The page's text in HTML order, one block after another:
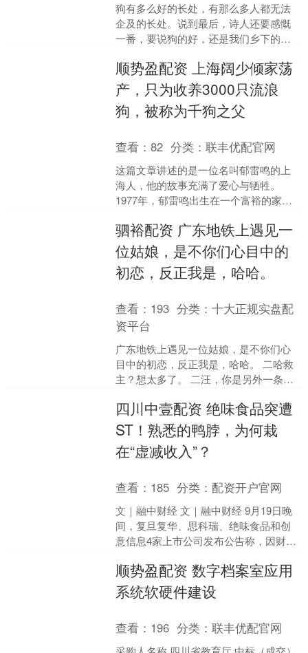
狗有多么好的长处，有那么多人都无法
企及的长处。说到最后，诗人还要感慨
一番，要说狗的好，还是我们乡下的狗
比如那年在婺源李坑村....
顺势盈配资 上海阔少倾家荡
产，只为收养3000只流浪
狗，被称为千狗之父
查看：82 分类：联丰优配官网
这篇文章讲述的是一位名叫郁雷鸣的上
海人，他的故事充满了爱心与牺牲。
1977年，郁雷鸣出生在一个富裕的家
司和豪车，过着优越的生活....
驷裕配资 广东地铁上遇见一
位姑娘，是不你们心目中的
初恋，反正我是，哈哈。
查看： 193 分类：十大正规实盘配
资平台
广东地铁上遇见一位姑娘，是不你们心
目中的初恋，反正我是，哈哈。 二哈救
主？想太多了。 二汪，你是另外一条也
家坐地铁偶遇一个漂....
四川中壹配资 绝味食品突遭
ST！熟悉的鸭脖，为何栽
在“虚减收入”？
查看： 185 分类：配资开户官网
文｜融中财经 文｜融中财经 9月19日晚
间，复旦复华、思科瑞、绝味食品和创
意信息4家上市公司发布公告称，因财务
示。四家公司同日戴....
顺势盈配资 数字档案室应用
系统软硬件建设
查看： 196 分类：联丰优配官网